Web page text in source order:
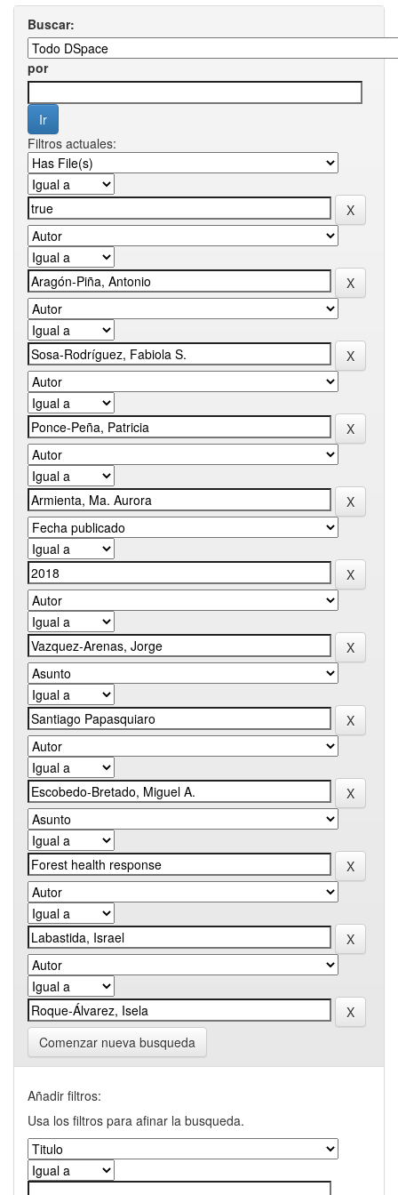
Buscar:
por
Filtros actuales:
Comenzar nueva busqueda
Añadir filtros:
Usa los filtros para afinar la busqueda.